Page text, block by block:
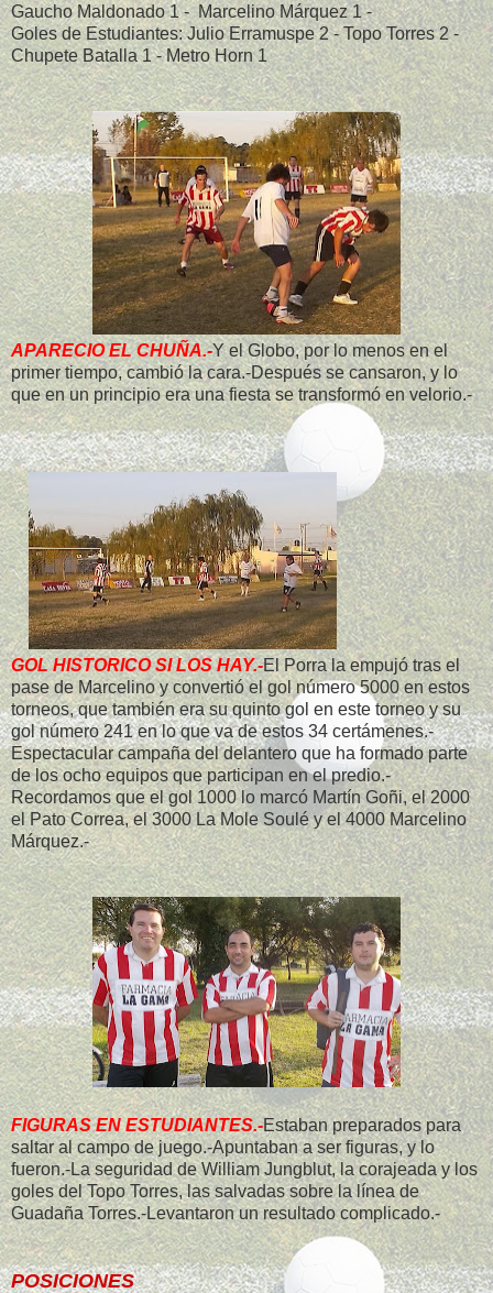
Gaucho Maldonado 1 - Marcelino Márquez 1 -
Goles de Estudiantes: Julio Erramuspe 2 - Topo Torres 2 -
Chupete Batalla 1 - Metro Horn 1
APARECIO EL CHUÑA.-Y el Globo, por lo menos en el
primer tiempo, cambió la cara.-Después se cansaron, y lo
que en un principio era una fiesta se transformó en velorio.-
GOL HISTORICO SI LOS HAY.-El Porra la empujó tras el
pase de Marcelino y convertió el gol número 5000 en estos
torneos, que también era su quinto gol en este torneo y su
gol número 241 en lo que va de estos 34 certámenes.-
Espectacular campaña del delantero que ha formado parte
de los ocho equipos que participan en el predio.-
Recordamos que el gol 1000 lo marcó Martín Goñi, el 2000
el Pato Correa, el 3000 La Mole Soulé y el 4000 Marcelino
Márquez.-
FIGURAS EN ESTUDIANTES.-Estaban preparados para
saltar al campo de juego.-Apuntaban a ser figuras, y lo
fueron.-La seguridad de William Jungblut, la corajeada y los
goles del Topo Torres, las salvadas sobre la línea de
Guadaña Torres.-Levantaron un resultado complicado.-
POSICIONES